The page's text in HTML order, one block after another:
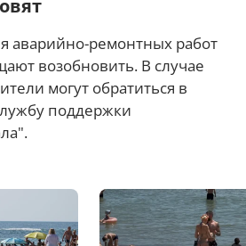
аварийно-ремонтных работ
возобновить. В случае
могут обратиться в
поддержки